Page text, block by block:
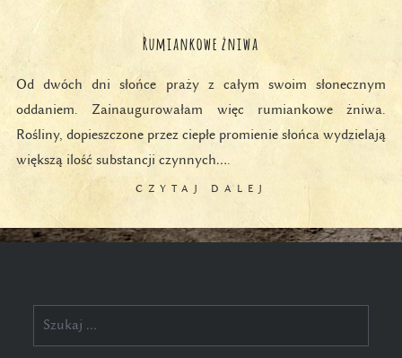
Rumiankowe żniwa
Od dwóch dni słońce praży z całym swoim słonecznym
oddaniem. Zainaugurowałam więc rumiankowe żniwa.
Rośliny, dopieszczone przez ciepłe promienie słońca wydzielają
większą ilość substancji czynnych….
CZYTAJ DALEJ